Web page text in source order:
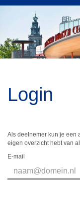
Login
Als deelnemer kun je een
eigen overzicht hebt van
E-mail